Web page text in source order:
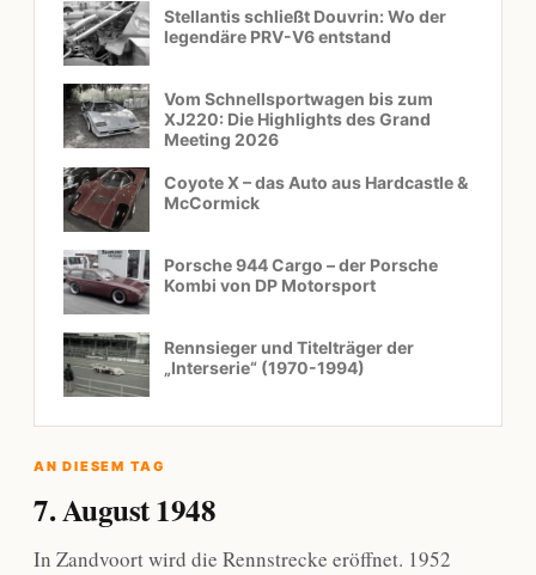
Stellantis schließt Douvrin: Wo der
legendäre PRV-V6 entstand
Vom Schnellsportwagen bis zum
XJ220: Die Highlights des Grand
Meeting 2026
Coyote X – das Auto aus Hardcastle &
McCormick
Porsche 944 Cargo – der Porsche
Kombi von DP Motorsport
Rennsieger und Titelträger der
„Interserie“ (1970-1994)
AN DIESEM TAG
7. August 1948
In Zandvoort wird die Rennstrecke eröffnet. 1952